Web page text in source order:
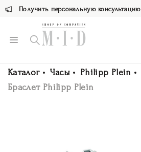
Получить персональную консультацию
Каталог Часы
Philipp Plein
Браслет Philipp Plein